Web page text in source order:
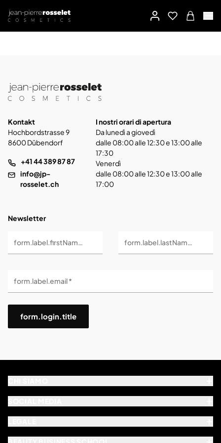
Kontakt
Hochbordstrasse 9
8600 Dübendorf
+41 44 389 87 87
info@jp-
rosselet.ch
I nostri orari di apertura
Da lunedì a giovedì
dalle 08:00 alle 12:30 e 13:00 alle
17:30
Venerdì
dalle 08:00 alle 12:30 e 13:00 alle
17:00
Newsletter
form.label.firstName * form.label.lastName *
form.label.email *
form.login.title